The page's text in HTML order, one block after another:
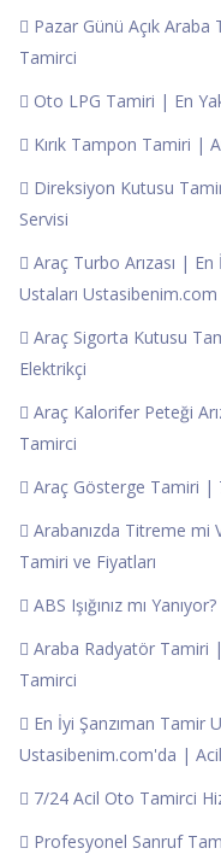
Pazar Günü Açık
Tamirci
Oto LPG Tamiri | En
Kırık Tampon Tamiri |
Direksiyon Kutusu
Servisi
Araç Turbo Arızası |
Ustaları Ustasibenim.com
Araç Sigorta Kutusu
Elektrikçi
Araç Kalorifer Peteği
Tamirci
Araç Gösterge Tamiri |
Arabanızda Titreme mi
Tamiri ve Fiyatları
ABS Işığınız mı
Araba Radyatör Tamiri
Tamirci
En İyi Şanzıman Tamir
Ustasibenim.com'da | Acil
7/24 Acil Oto Tamirci
Profesyonel Sanruf